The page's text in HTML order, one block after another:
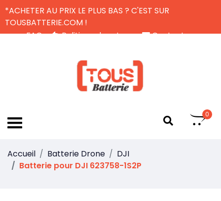
*ACHETER AU PRIX LE PLUS BAS ? C'EST SUR
TOUSBATTERIE.COM !
FAQ
Politique de retour
Contactez-nous
0
Accueil Batterie Drone
DJI
Batterie pour DJI 623758-1S2P